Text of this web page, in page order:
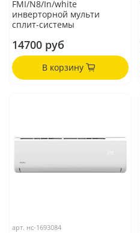
FMI/N8/In/white
инверторной мульти
сплит-системы
14700 руб
В корзину
арт. нс-1693084